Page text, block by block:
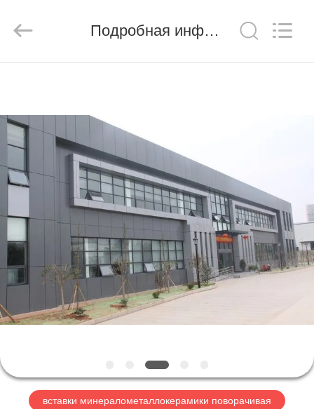
ПРОДУКТЫ
ВИДЕО
НАС
ЭКСКУРСИЯ
ЗАВОДУ
КАТАЛОГИ
Materials
Co.,ltd.
Подробная информация о продукте
вставки минералометаллокерамики поворачивая